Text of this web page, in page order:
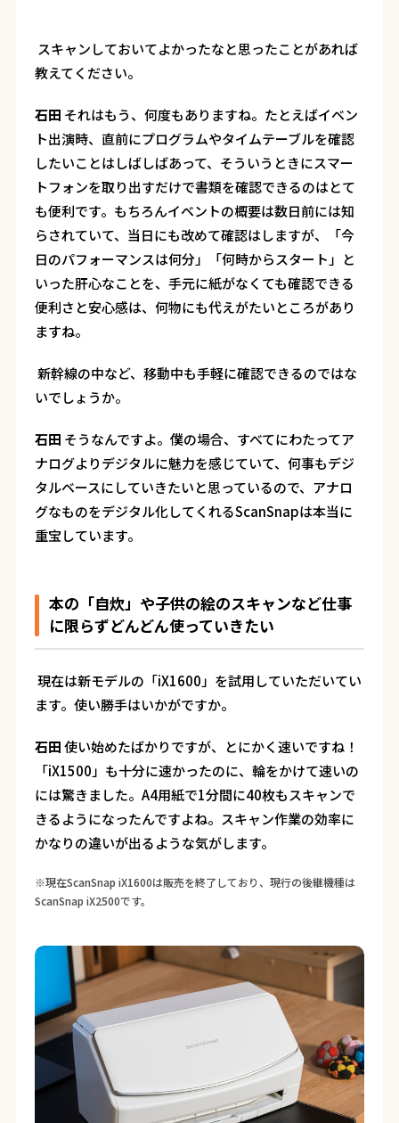
―― スキャンしておいてよかったなと思ったことがあれば
教えてください。
石田 それはもう、何度もありますね。たとえばイベン
ト出演時、直前にプログラムやタイムテーブルを確認
したいことはしばしばあって、そういうときにスマー
トフォンを取り出すだけで書類を確認できるのはとて
も便利です。もちろんイベントの概要は数日前には知
らされていて、当日にも改めて確認はしますが、「今
日のパフォーマンスは何分」「何時からスタート」と
いった肝心なことを、手元に紙がなくても確認できる
便利さと安心感は、何物にも代えがたいところがあり
ますね。
―― 新幹線の中など、移動中も手軽に確認できるのではな
いでしょうか。
石田 そうなんですよ。僕の場合、すべてにわたってア
ナログよりデジタルに魅力を感じていて、何事もデジ
タルベースにしていきたいと思っているので、アナロ
グなものをデジタル化してくれるScanSnapは本当に
重宝しています。
本の「自炊」や子供の絵のスキャンなど仕事
に限らずどんどん使っていきたい
―― 現在は新モデルの「iX1600」を試用していただいてい
ます。使い勝手はいかがですか。
石田使い始めたばかりですが、とにかく速いですね！
「iX1500」も十分に速かったのに、輪をかけて速いの
には驚きました。A4用紙で1分間に40枚もスキャンで
きるようになったんですよね。スキャン作業の効率に
かなりの違いが出るような気がします。
※現在ScanSnap iX1600は販売を終了しており、現行の後継機種は
ScanSnap iX2500です。